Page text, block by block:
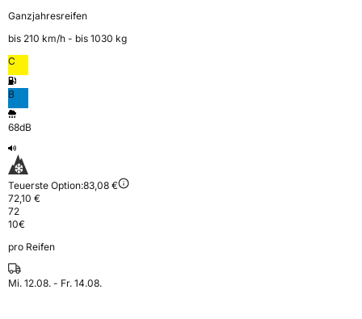
Ganzjahresreifen
bis 210 km⁠/⁠h - bis 1030 kg
C
B
68dB
Teuerste Option:83,08 €
72,10 €
72
10€
pro Reifen
Mi. 12.08. - Fr. 14.08.